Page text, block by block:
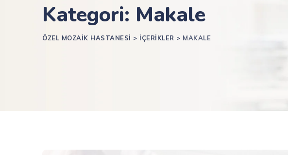
Kategori: Makale
ÖZEL MOZAIK HASTANESI > İÇERIKLER > MAKALE